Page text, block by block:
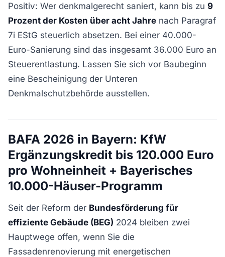
Positiv: Wer denkmalgerecht saniert, kann bis zu 9
Prozent der Kosten über acht Jahre nach Paragraf
7i EStG steuerlich absetzen. Bei einer 40.000-
Euro-Sanierung sind das insgesamt 36.000 Euro an
Steuerentlastung. Lassen Sie sich vor Baubeginn
eine Bescheinigung der Unteren
Denkmalschutzbehörde ausstellen.
BAFA 2026 in Bayern: KfW
Ergänzungskredit bis 120.000 Euro
pro Wohneinheit + Bayerisches
10.000-Häuser-Programm
Seit der Reform der Bundesförderung für
effiziente Gebäude (BEG) 2024 bleiben zwei
Hauptwege offen, wenn Sie die
Fassadenrenovierung mit energetischen